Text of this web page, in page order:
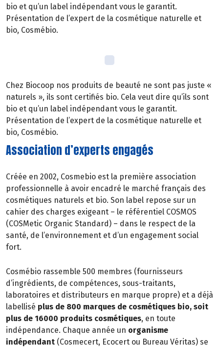
bio et qu’un label indépendant vous le garantit.
Présentation de l’expert de la cosmétique naturelle et
bio, Cosmébio.
Chez Biocoop nos produits de beauté ne sont pas juste «
naturels », ils sont certifiés bio. Cela veut dire qu’ils sont
bio et qu’un label indépendant vous le garantit.
Présentation de l’expert de la cosmétique naturelle et
bio, Cosmébio.
Association d’experts engagés
Créée en 2002, Cosmebio est la première association
professionnelle à avoir encadré le marché français des
cosmétiques naturels et bio. Son label repose sur un
cahier des charges exigeant – le référentiel COSMOS
(COSMetic Organic Standard) – dans le respect de la
santé, de l’environnement et d’un engagement social
fort.
Cosmébio rassemble 500 membres (fournisseurs
d’ingrédients, de compétences, sous-traitants,
laboratoires et distributeurs en marque propre) et a déjà
labellisé plus de 800 marques de cosmétiques bio, soit
plus de 16000 produits cosmétiques, en toute
indépendance. Chaque année un organisme
indépendant (Cosmecert, Ecocert ou Bureau Véritas) se